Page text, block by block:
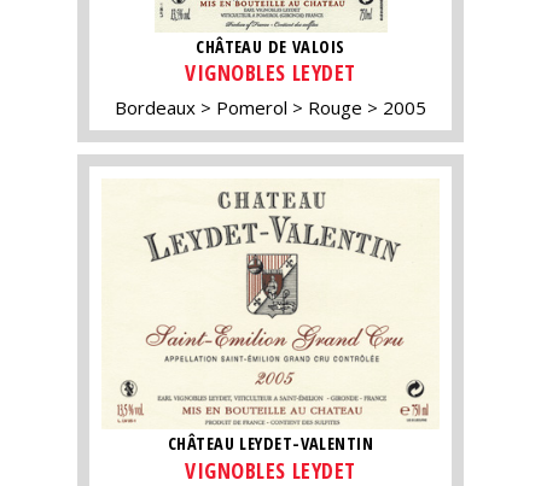
CHÂTEAU DE VALOIS
VIGNOBLES LEYDET
Bordeaux Pomerol Rouge 2005
CHÂTEAU LEYDET-VALENTIN
VIGNOBLES LEYDET